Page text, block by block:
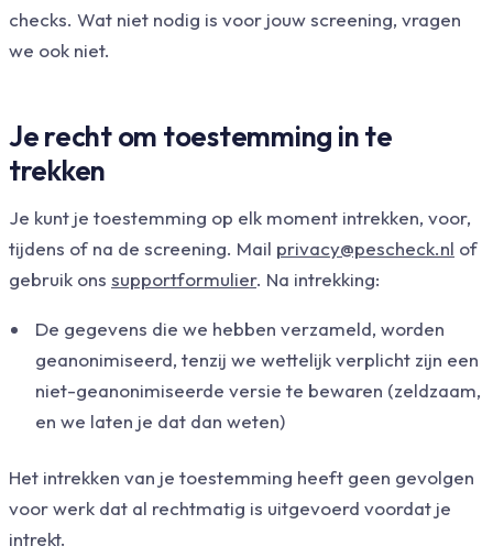
checks. Wat niet nodig is voor jouw screening, vragen
we ook niet.
Je recht om toestemming in te
trekken
Je kunt je toestemming op elk moment intrekken, voor,
tijdens of na de screening. Mail privacy@pescheck.nl of
gebruik ons supportformulier. Na intrekking:
De gegevens die we hebben verzameld, worden
geanonimiseerd, tenzij we wettelijk verplicht zijn een
niet-geanonimiseerde versie te bewaren (zeldzaam,
en we laten je dat dan weten)
Het intrekken van je toestemming heeft geen gevolgen
voor werk dat al rechtmatig is uitgevoerd voordat je
intrekt.